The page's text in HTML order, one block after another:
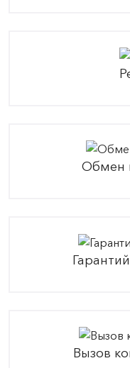
Обмен
Вызов